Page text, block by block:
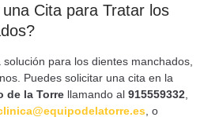
Cita para Tratar los
para los dientes manchados,
Puedes solicitar una cita en la
de la Torre llamando al 915559332
, o